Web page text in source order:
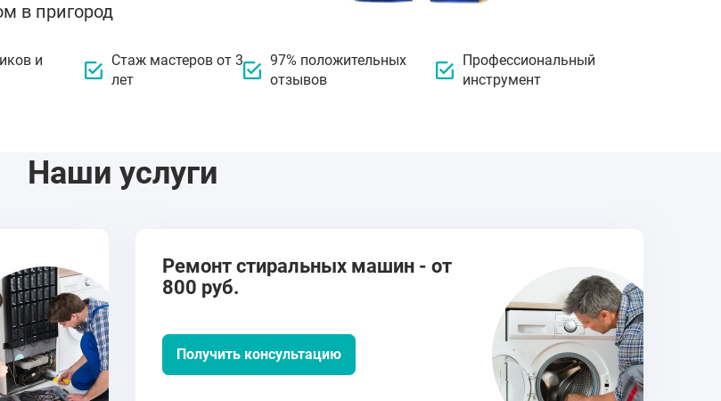
в пригород
и
Стаж мастеров от 3
лет
97% положительных
отзывов
Профессиональный
инструмент
Наши услуги
Ремонт стиральных машин - от
800 руб.
Получить консультацию